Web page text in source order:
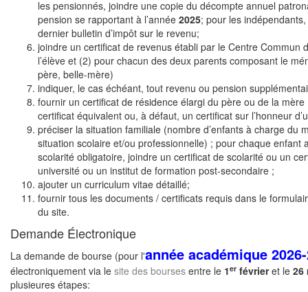
les pensionnés, joindre une copie du décompte annuel
pension se rapportant à l’année 2025; pour les
dernier bulletin d’impôt sur le revenu;
joindre un certificat de revenus établi par le Centre Commun
l’élève et (2) pour chacun des deux parents composant le
père, belle-mère)
indiquer, le cas échéant, tout revenu ou pension
fournir un certificat de résidence élargi du père ou de la
certificat équivalent ou, à défaut, un certificat sur l’honneur
préciser la situation familiale (nombre d’enfants à charge du
situation scolaire et/ou professionnelle) ; pour chaque enfant
scolarité obligatoire, joindre un certificat de scolarité ou un
université ou un institut de formation post-secondaire ;
ajouter un curriculum vitae détaillé;
fournir tous les documents / certificats requis dans le
du site.
Demande Électronique
La demande de bourse (pour l'année académique
électroniquement via le site des bourses entre le 1er févrieret le 26
plusieures étapes: